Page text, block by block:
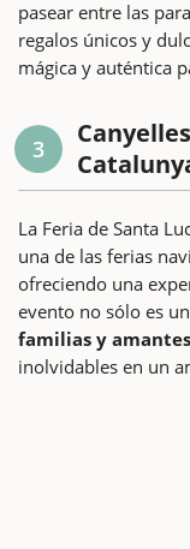
pasear entre las
regalos únicos y
mágica y auténtica
3
La Feria de Santa
una de las ferias
ofreciendo una
evento no sólo es
familias y
inolvidables en un